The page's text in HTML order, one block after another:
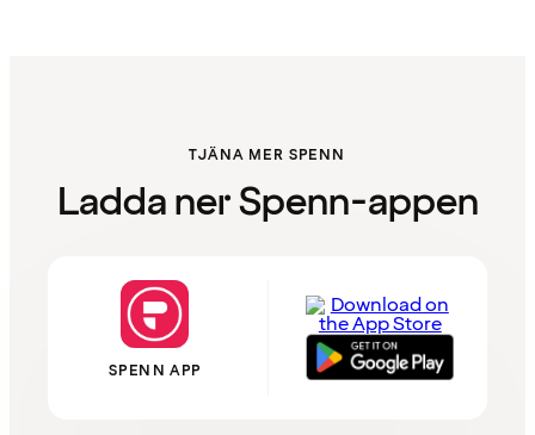
TJÄNA MER SPENN
Ladda ner Spenn-appen
SPENN APP